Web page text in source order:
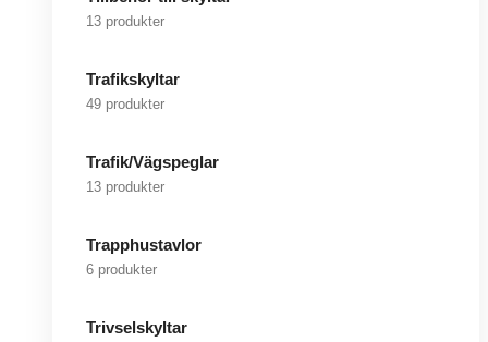
13 produkter
Trafikskyltar
49 produkter
Trafik/Vägspeglar
13 produkter
Trapphustavlor
6 produkter
Trivselskyltar